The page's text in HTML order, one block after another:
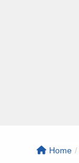
Home /